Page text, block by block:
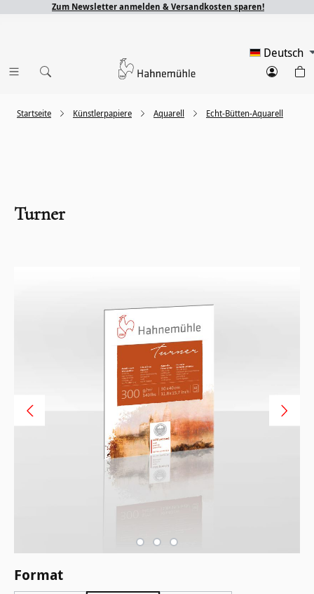
Zum Newsletter anmelden & Versandkosten sparen!
Deutsch
Echt-Bütten-Aquarell
Aquarell
Künstlerpapiere
Startseite
Turner
Formatauswählen